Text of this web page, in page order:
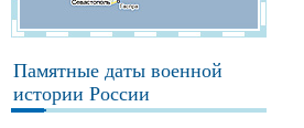
Памятные даты военной
истории России